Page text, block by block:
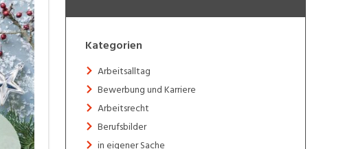
Kategorien
Arbeitsalltag
Bewerbung und Karriere
Arbeitsrecht
Berufsbilder
in eigener Sache